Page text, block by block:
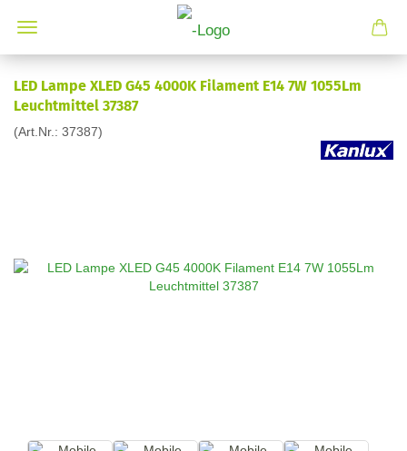
LED Lampe XLED G45 4000K Filament E14 7W 1055Lm
Leuchtmittel 37387
(Art.Nr.: 37387)